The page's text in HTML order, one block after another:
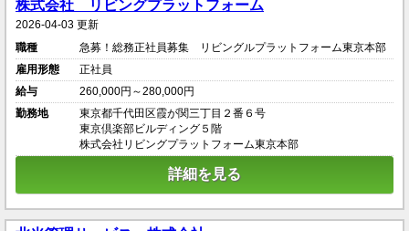
株式会社 リビングプラットフォーム
2026-04-03 更新
職種
急募！総務正社員募集 リビングルプラットフォーム東京本部
雇用形態
正社員
給与
260,000円～280,000円
勤務地
東京都千代田区霞が関三丁目２番６号
東京倶楽部ビルディング５階
株式会社リビングプラットフォーム東京本部
詳細を見る